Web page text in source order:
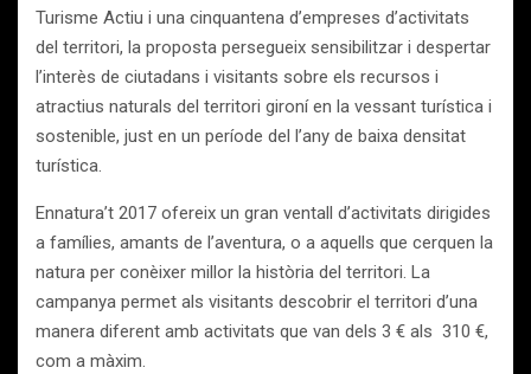
Turisme Actiu i una cinquantena d’empreses d’activitats
del territori, la proposta persegueix sensibilitzar i despertar
l’interès de ciutadans i visitants sobre els recursos i
atractius naturals del territori gironí en la vessant turística i
sostenible, just en un període del l’any de baixa densitat
turística.
Ennatura’t 2017 ofereix un gran ventall d’activitats dirigides
a famílies, amants de l’aventura, o a aquells que cerquen la
natura per conèixer millor la història del territori. La
campanya permet als visitants descobrir el territori d’una
manera diferent amb activitats que van dels 3 € als 310 €,
com a màxim.